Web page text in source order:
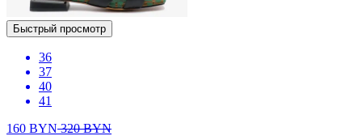
Быстрый просмотр
36
37
40
41
160 BYN320BYN